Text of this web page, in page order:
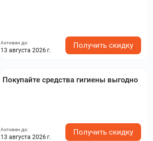
Активен до:
13 августа 2026 г.
Получить скидку
Покупайте средства гигиены выгодно
Активен до:
13 августа 2026 г.
Получить скидку